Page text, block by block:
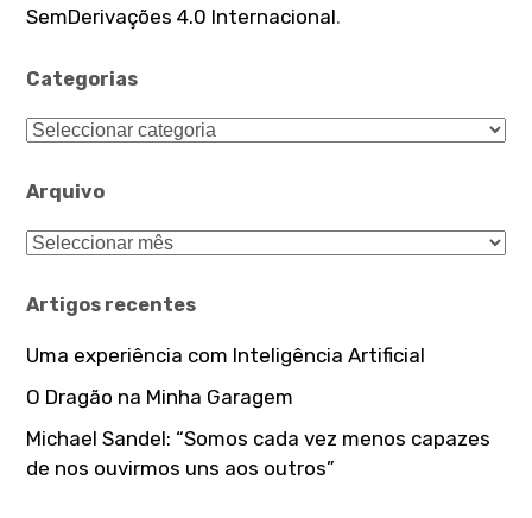
SemDerivações 4.0 Internacional.
Categorias
Categorias
Arquivo
Arquivo
Artigos recentes
Uma experiência com Inteligência Artificial
O Dragão na Minha Garagem
Michael Sandel: “Somos cada vez menos capazes
de nos ouvirmos uns aos outros”